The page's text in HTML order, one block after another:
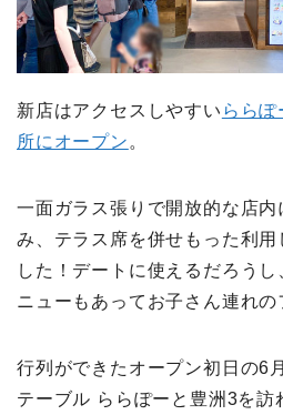
新店はアクセスしやすい らら
所にオープン 。
一面ガラス張りで開放的な店
み、テラス席を併せもった利用
した！デートに使えるだろう
ニューもあってお子さん連れの
行列ができたオープン初日の6
テーブル ららぽーと豊洲3を訪